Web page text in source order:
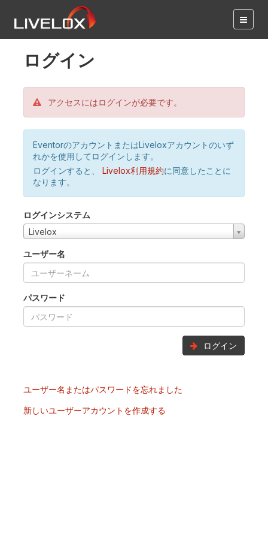
ログイン
アクセスにはログインが必要です。
EventorのアカウントまたはLiveloxアカウントのいず
れかを使用してログインします。
ログインすると、
Livelox利用規約に同意したことに
なります。
ログインシステム
Livelox
ユーザー名
パスワード
ログイン
ユーザー名またはパスワードを忘れました
新しいユーザーアカウントを作成する